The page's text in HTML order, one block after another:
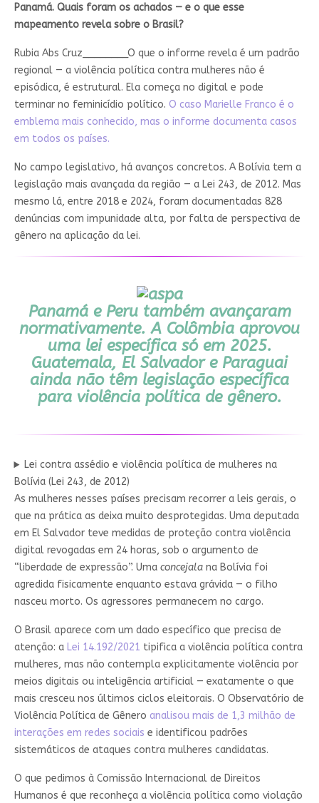
Panamá. Quais foram os achados — e o que esse
mapeamento revela sobre o Brasil?
Rubia Abs Cruz________ O que o informe revela é um padrão
regional — a violência política contra mulheres não é
episódica, é estrutural. Ela começa no digital e pode
terminar no feminicídio político. O caso Marielle Franco é o
emblema mais conhecido, mas o informe documenta casos
em todos os países.
No campo legislativo, há avanços concretos. A Bolívia tem a
legislação mais avançada da região — a Lei 243, de 2012. Mas
mesmo lá, entre 2018 e 2024, foram documentadas 828
denúncias com impunidade alta, por falta de perspectiva de
gênero na aplicação da lei.
Panamá e Peru também avançaram
normativamente. A Colômbia aprovou
uma lei específica só em 2025.
Guatemala, El Salvador e Paraguai
ainda não têm legislação específica
para violência política de gênero.
Lei contra assédio e violência política de mulheres na
Bolívia (Lei 243, de 2012)
As mulheres nesses países precisam recorrer a leis gerais, o
que na prática as deixa muito desprotegidas. Uma deputada
em El Salvador teve medidas de proteção contra violência
digital revogadas em 24 horas, sob o argumento de
“liberdade de expressão”. Uma concejala na Bolívia foi
agredida fisicamente enquanto estava grávida — o filho
nasceu morto. Os agressores permanecem no cargo.
O Brasil aparece com um dado específico que precisa de
atenção: a Lei 14.192/2021 tipifica a violência política contra
mulheres, mas não contempla explicitamente violência por
meios digitais ou inteligência artificial — exatamente o que
mais cresceu nos últimos ciclos eleitorais. O Observatório de
Violência Política de Gênero analisou mais de 1,3 milhão de
interações em redes sociais e identificou padrões
sistemáticos de ataques contra mulheres candidatas.
O que pedimos à Comissão Internacional de Direitos
Humanos é que reconheça a violência política como violação